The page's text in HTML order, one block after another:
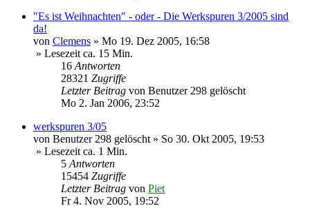
"Es ist Weihnachten" - oder - Die Werkspuren 3/2005 sind
da!
von Clemens » Mo 19. Dez 2005, 16:58
» Lesezeit ca. 15 Min.
16Antworten
28321 Zugriffe
Letzter Beitrag von Benutzer 298 gelöscht
Mo 2. Jan 2006, 23:52
werkspuren 3/05
von Benutzer 298 gelöscht» So 30. Okt 2005, 19:53
» Lesezeit ca. 1 Min.
5Antworten
15454 Zugriffe
Letzter Beitrag von Piet
Fr 4. Nov 2005, 19:52